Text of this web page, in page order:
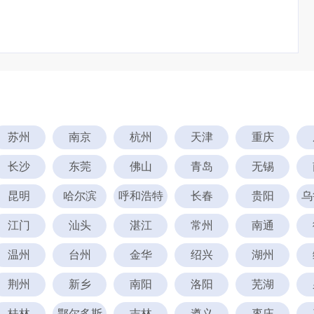
苏州 南京 杭州 天津 重庆
长沙 东莞 佛山 青岛 无锡
昆明 哈尔滨 呼和浩特 长春 贵阳
江门 汕头 湛江 常州 南通
温州 台州 金华 绍兴 湖州
荆州 新乡 南阳 洛阳 芜湖